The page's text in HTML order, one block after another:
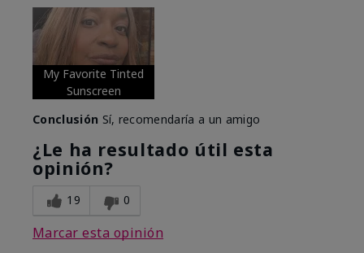
My Favorite Tinted
Sunscreen
Conclusión Sí, recomendaría a un amigo
¿Le ha resultado útil esta
opinión?
19 0
Marcar esta opinión